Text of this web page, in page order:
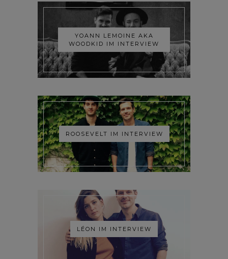
YOANN LEMOINE AKA
WOODKID IM INTERVIEW
ROOSEVELT IM INTERVIEW
LÉON IM INTERVIEW